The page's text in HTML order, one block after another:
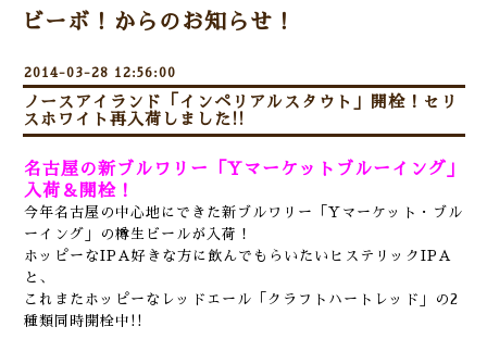
ビーボ！からのお知らせ！
2014-03-28 12:56:00
ノースアイランド「インペリアルスタウト」開栓！セリ
スホワイト再入荷しました!!
名古屋の新ブルワリー「Yマーケットブルーイング」
入荷＆開栓！
今年名古屋の中心地にできた新ブルワリー「Yマーケット・ブル
ーイング」の樽生ビールが入荷！
ホッピーなIPA好きな方に飲んでもらいたいヒステリックIPA
と、
これまたホッピーなレッドエール「クラフトハートレッド」の2
種類同時開栓中!!